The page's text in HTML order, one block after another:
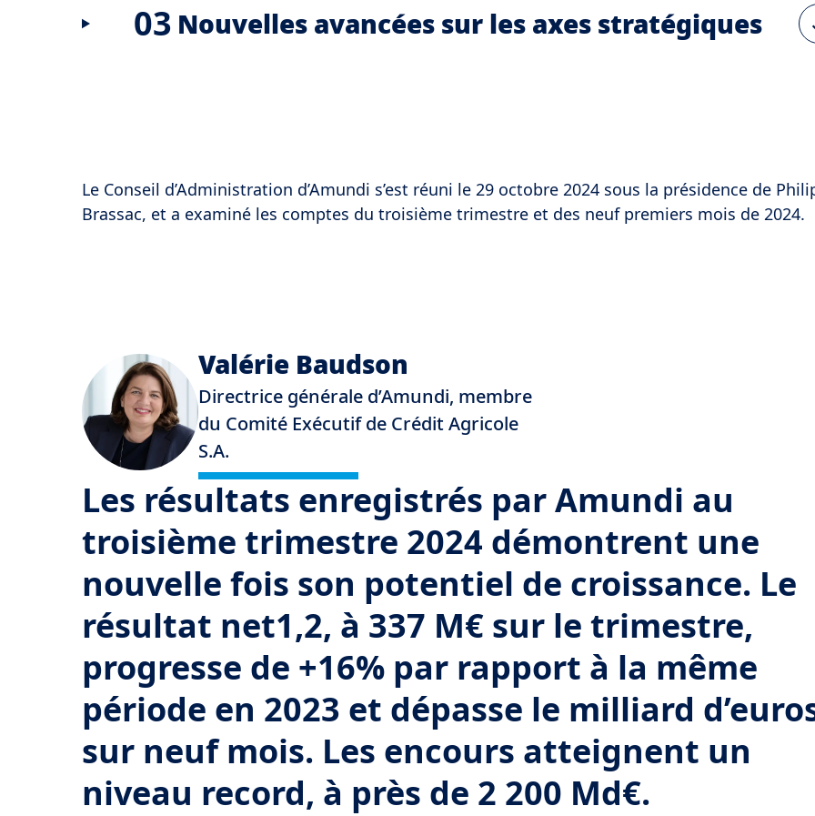
03 Nouvelles avancées sur les axes stratégiques
Le Conseil d’Administration d’Amundi s’est réuni le 29 octobre 2024 sous la présidence de
Brassac, et a examiné les comptes du troisième trimestre et des neuf premiers mois de 2024.
Valérie Baudson
Directrice générale d’Amundi, membre
du Comité Exécutif de Crédit Agricole
S.A.
Les résultats enregistrés par Amundi au
troisième trimestre 2024 démontrent une
nouvelle fois son potentiel de croissance. Le
résultat net1,2, à 337 M€ sur le trimestre,
progresse de +16% par rapport à la même
période en 2023 et dépasse le milliard
sur neuf mois. Les encours atteignent un
niveau record, à près de 2 200 Md€.